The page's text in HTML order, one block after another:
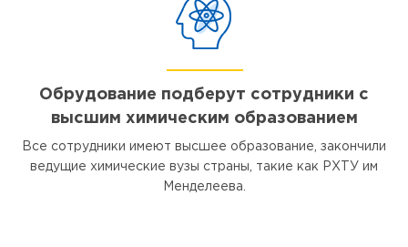
Обрудование подберут сотрудники с
высшим химическим образованием
Все сотрудники имеют высшее образование, закончили
ведущие химические вузы страны, такие как РХТУ им
Менделеева.